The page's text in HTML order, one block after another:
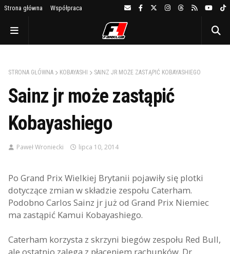
Strona główna Współpraca
STRONA GŁÓWNA KOBAYASHI SAINZ JR MOŻE ZASTĄPIĆ KOBAYASHIEGO
Sainz jr może zastąpić
Kobayashiego
Paweł Wroniecki lipca 10, 2014
Po Grand Prix Wielkiej Brytanii pojawiły się plotki
dotyczące zmian w składzie zespołu Caterham.
Podobno Carlos Sainz jr już od Grand Prix Niemiec
ma zastąpić Kamui Kobayashiego.
Caterham korzysta z skrzyni biegów zespołu Red Bull,